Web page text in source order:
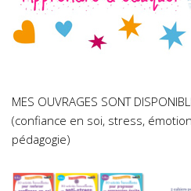
MES OUVRAGES SONT
(confiance en soi, stress,
pédagogie)